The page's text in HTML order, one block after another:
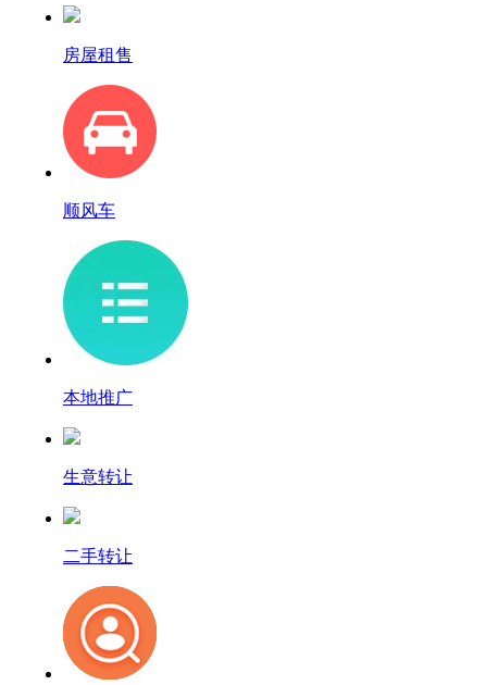
房屋租售
顺风车
本地推广
生意转让
二手转让